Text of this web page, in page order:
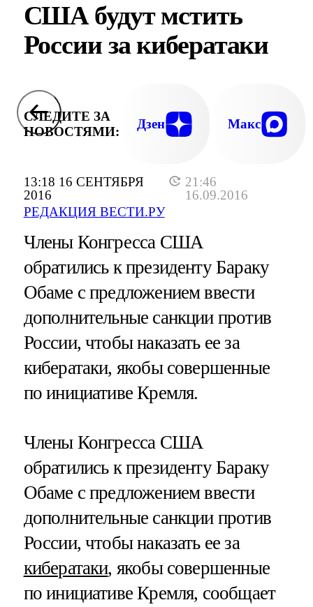
13:18 16 СЕНТЯБРЯ
2016
21:46
16.09.2016
РЕДАКЦИЯ ВЕСТИ.РУ
США будут мстить
России за кибератаки
СЛЕДИТЕ ЗА
НОВОСТЯМИ:
Дзен Макс
Члены Конгресса США
обратились к президенту Бараку
Обаме с предложением ввести
дополнительные санкции против
России, чтобы наказать ее за
кибератаки, якобы совершенные
по инициативе Кремля.
Члены Конгресса США
обратились к президенту Бараку
Обаме с предложением ввести
дополнительные санкции против
России, чтобы наказать ее за
кибератаки, якобы совершенные
по инициативе Кремля, сообщает